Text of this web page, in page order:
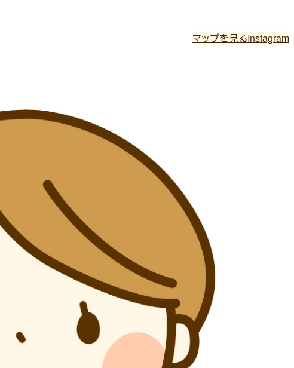
マップを見るInstagram